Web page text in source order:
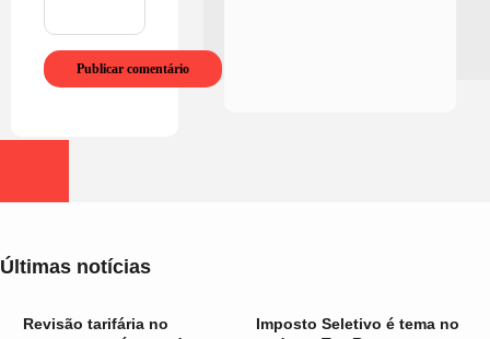
Últimas notícias
Revisão tarifária no
Imposto Seletivo é tema no